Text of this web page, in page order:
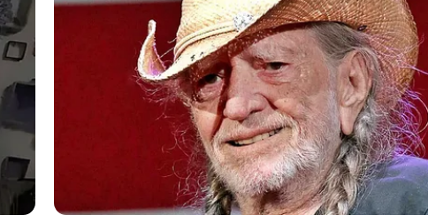
ΓΟΥΙΛ ΣΜΙΘ ΣΕ ΕΜΦΑΝΙΣΗ ΤΟΥ ΣΕ ΕΝΑ
Ο ΣΤΡΑΤΗΓΟΣ ΦΛΥΝ ΕΔΩΣΕ ΣΥΝΕΝΤΕΥΞΗ
ΓΝΩΣΤΟ ΜΗ-ΦΙΛΙΚΑ ΠΡΟΣΚΕΙΜΕΝΟ ΣΤΟ
ΠΟΥ ΕΓΙΝΕ ΔΙΕΥΘΥΝΤΗΣ ΤΗΣ ΣΤΡΑΤΙΩΤΙΚΗΣ
ΚΑΙ ΚΑΤΕΓΡΑΨΕ ΟΛΑ ΤΑ ΕΓΚΛΗΜΑΤΑ ΠΟΥ
ΠΕΤΑΞΕ ΜΕΡΙΚΑ ΨΙΧΟΥΛΑ
Η ΚΑΛΥΤΕΡΑ ΔΕΚΑΕΠΤΑΣΦΡΑΓΙΣΤΟΣ…
Ο στρατηγός Flynn δήλωσε ότι από τις 3